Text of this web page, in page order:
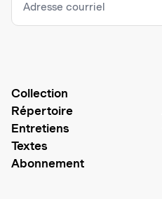
Collection
Répertoire
Entretiens
Textes
Abonnement